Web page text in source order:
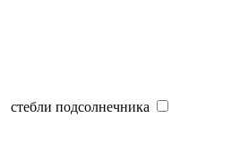
стебли подсолнечника